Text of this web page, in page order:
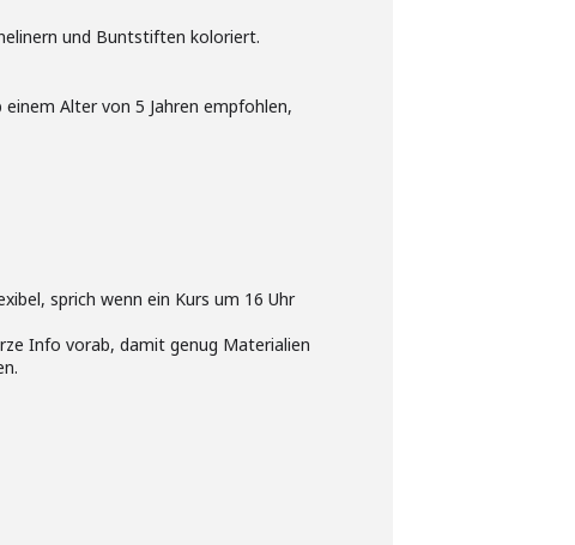
und Buntstiften koloriert.
Alter von 5 Jahren empfohlen,
sprich wenn ein Kurs um 16 Uhr
Info vorab, damit genug Materialien